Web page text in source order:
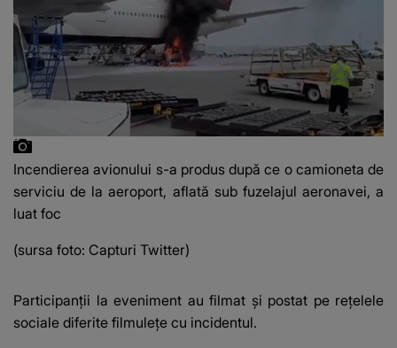
Incendierea avionului s-a produs după ce o camioneta de
serviciu de la aeroport, aflată sub fuzelajul aeronavei, a
luat foc
(sursa foto: Capturi Twitter)
Participanții la eveniment au filmat și postat pe rețelele
sociale diferite filmulețe cu incidentul.